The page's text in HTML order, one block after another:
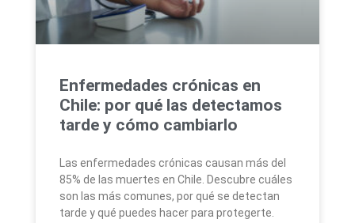
Enfermedades crónicas en
Chile: por qué las detectamos
tarde y cómo cambiarlo
Las enfermedades crónicas causan más del
85% de las muertes en Chile. Descubre cuáles
son las más comunes, por qué se detectan
tarde y qué puedes hacer para protegerte.